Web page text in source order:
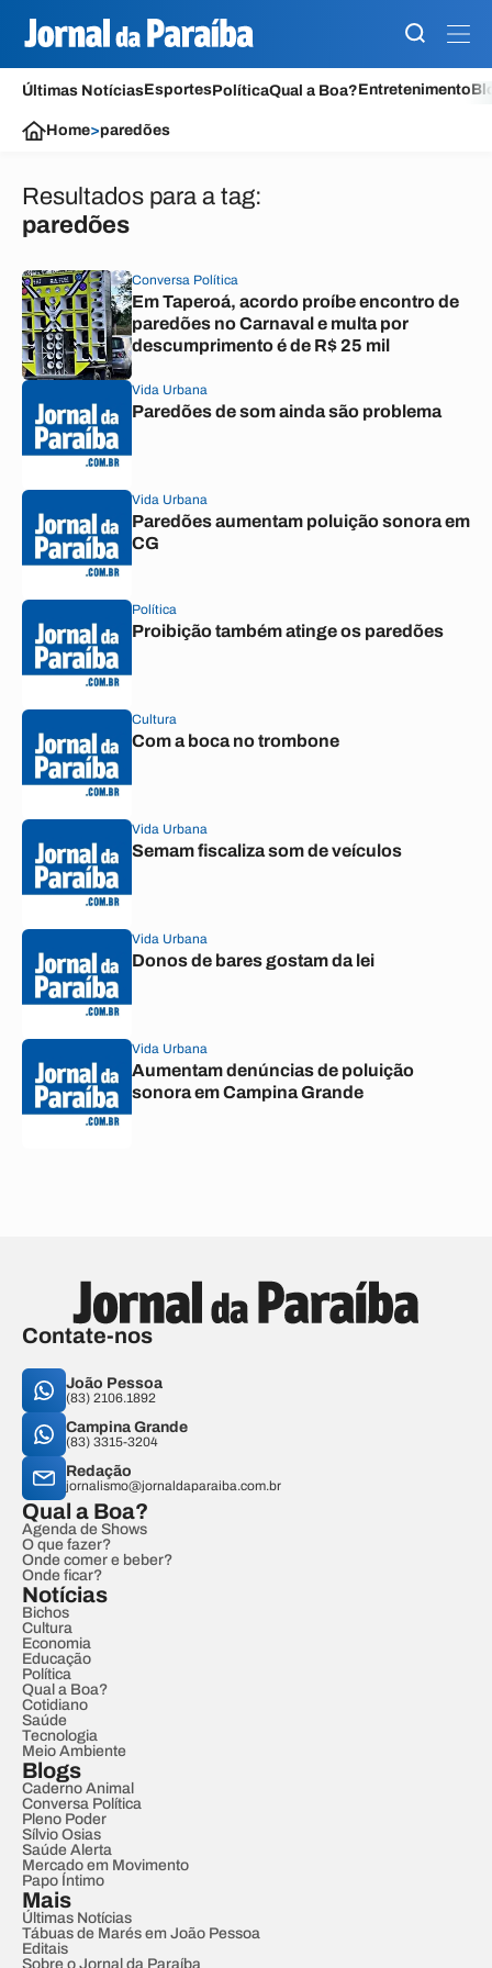
Últimas NotíciasEsportesPolíticaQual a Boa?Entretenimento
Home>paredões
Resultados para a tag:
paredões
Conversa Política
Em Taperoá, acordo proíbe encontro de
paredões no Carnaval e multa por
descumprimento é de R$ 25 mil
Vida Urbana
Paredões de som ainda são problema
Vida Urbana
Paredões aumentam poluição sonora em
CG
Política
Proibição também atinge os paredões
Cultura
Com a boca no trombone
Vida Urbana
Semam fiscaliza som de veículos
Vida Urbana
Donos de bares gostam da lei
Vida Urbana
Aumentam denúncias de poluição
sonora em Campina Grande
Contate-nos
João Pessoa
(83) 2106.1892
Campina Grande
(83) 3315-3204
Redação
jornalismo@jornaldaparaiba.com.br
Qual a Boa?
Agenda de Shows
O que fazer?
Onde comer e beber?
Onde ficar?
Notícias
Bichos
Cultura
Economia
Educação
Política
Qual a Boa?
Cotidiano
Saúde
Tecnologia
Meio Ambiente
Blogs
Caderno Animal
Conversa Política
Pleno Poder
Sílvio Osias
Saúde Alerta
Mercado em Movimento
Papo Íntimo
Mais
Últimas Notícias
Tábuas de Marés em João Pessoa
Editais
Sobre o Jornal da Paraíba